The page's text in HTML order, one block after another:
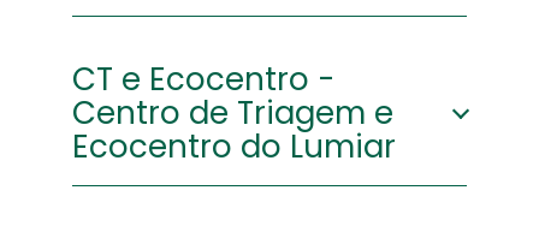
Nacional 361-1
(km 14 ,
Outeiro da
Cabeça -
Vilar)
CT e Ecocentro -
Centro de Triagem e
Ecocentro do Lumiar